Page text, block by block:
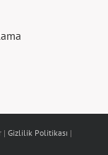
| Gizlilik Politikası |